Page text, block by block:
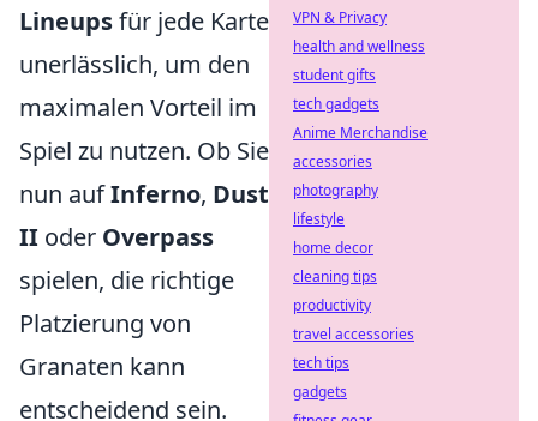
Lineupsfür jede Karte
unerlässlich, um den
maximalen Vorteil im
Spiel zu nutzen. Ob Sie
nun aufInferno, Dust
II oder Overpass
spielen, die richtige
Platzierung von
Granaten kann
entscheidend sein.
VPN & Privacy
health and wellness
student gifts
tech gadgets
Anime Merchandise
accessories
photography
lifestyle
home decor
cleaning tips
productivity
travel accessories
tech tips
gadgets